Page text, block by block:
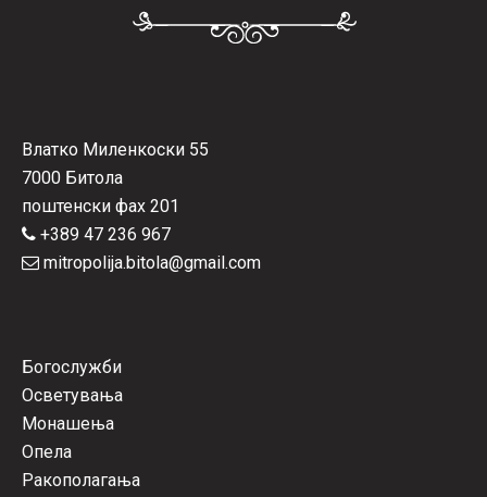
Влатко Миленкоски 55
7000 Битола
поштенски фах 201
+389 47 236 967
mitropolija.bitola@gmail.com
Богослужби
Осветувања
Монашења
Опела
Ракополагања